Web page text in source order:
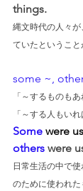
things.
縄文時代の人々
ていたということ
some ~,
「～するものも
「～する人もい
Some were
others were
日常生活の中で
のために使われた